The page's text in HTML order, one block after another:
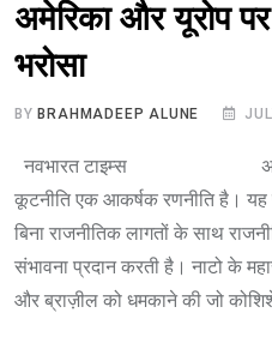
अमेरिका और यूरोप
भरोसा
BY BRAHMADEEP ALUNE
नवभारत टाइम्स
कूटनीति एक आकर्षक रणनीति है। यह
बिना राजनीतिक लागतों के साथ
संभावना प्रदान करती है। नाटो के
और ब्राज़ील को धमकाने की जो